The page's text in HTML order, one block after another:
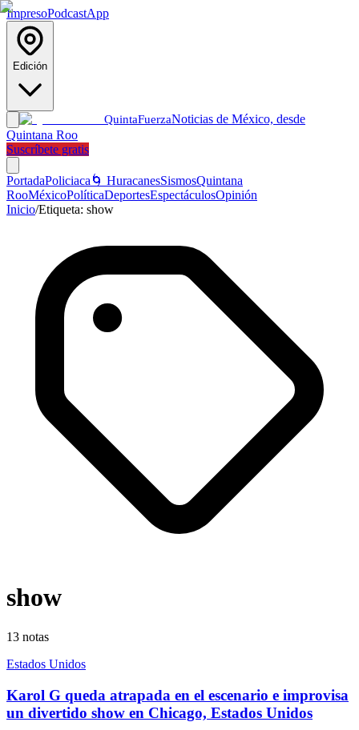
ImpresoPodcastApp
Edición
QuintaFuerzaNoticias de México, desde
Quintana Roo
Suscríbete gratis
PortadaPoliciaca 🌀 HuracanesSismosQuintana
RooMéxicoPolíticaDeportesEspectáculosOpinión
Inicio/Etiqueta: show
show
13 notas
Estados Unidos
Karol G queda atrapada en el escenario e improvisa
un divertido show en Chicago, Estados Unidos